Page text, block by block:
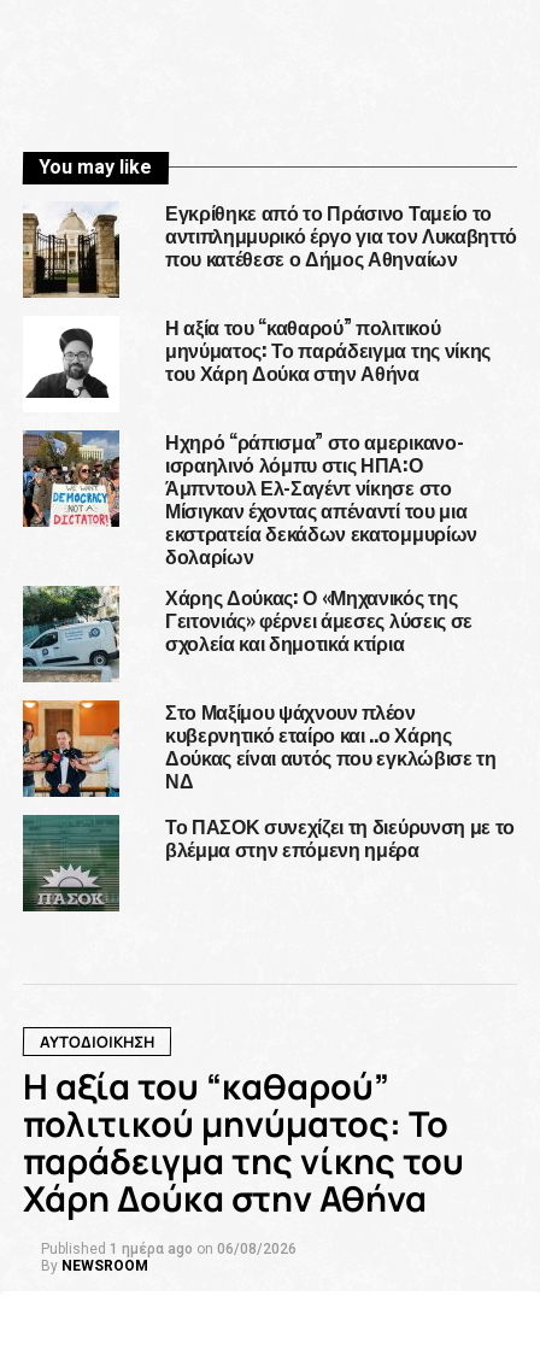
You may like
Εγκρίθηκε από το Πράσινο Ταμείο το
αντιπλημμυρικό έργο για τον Λυκαβηττό
που κατέθεσε ο Δήμος Αθηναίων
Η αξία του “καθαρού” πολιτικού
μηνύματος: Το παράδειγμα της νίκης
του Χάρη Δούκα στην Αθήνα
Ηχηρό “ράπισμα” στο αμερικανο-
ισραηλινό λόμπυ στις ΗΠΑ:Ο
Άμπντουλ Ελ-Σαγέντ νίκησε στο
Μίσιγκαν έχοντας απέναντί του μια
εκστρατεία δεκάδων εκατομμυρίων
δολαρίων
Χάρης Δούκας: Ο «Μηχανικός της
Γειτονιάς» φέρνει άμεσες λύσεις σε
σχολεία και δημοτικά κτίρια
Στο Μαξίμου ψάχνουν πλέον
κυβερνητικό εταίρο και ..ο Χάρης
Δούκας είναι αυτός που εγκλώβισε τη
ΝΔ
Το ΠΑΣΟΚ συνεχίζει τη διεύρυνση με το
βλέμμα στην επόμενη ημέρα
ΑΥΤΟΔΙΟΙΚΗΣΗ
Η αξία του “καθαρού”
πολιτικού μηνύματος: Το
παράδειγμα της νίκης του
Χάρη Δούκα στην Αθήνα
Published 1 ημέρα ago on 06/08/2026
By NEWSROOM